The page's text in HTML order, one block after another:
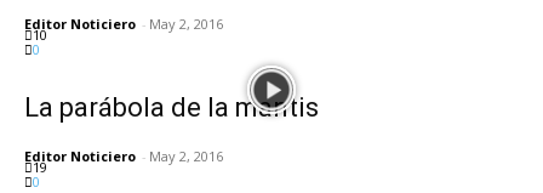
Editor Noticiero - May 2, 2016
10
0
La parábola de la mantis
Editor Noticiero - May 2, 2016
19
0